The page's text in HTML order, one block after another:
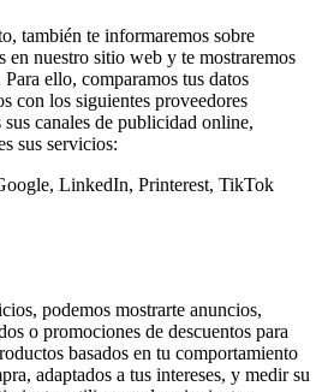
también te informaremos sobre
en nuestro sitio web y te mostraremos
ello, comparamos tus datos
con los siguientes proveedores
canales de publicidad online,
sus servicios:
LinkedIn, Printerest, TikTok
podemos mostrarte anuncios,
o promociones de descuentos para
basados en tu comportamiento
adaptados a tus intereses, y medir su